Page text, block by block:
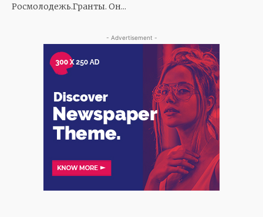
Росмолодежь.Гранты. Он...
- Advertisement -